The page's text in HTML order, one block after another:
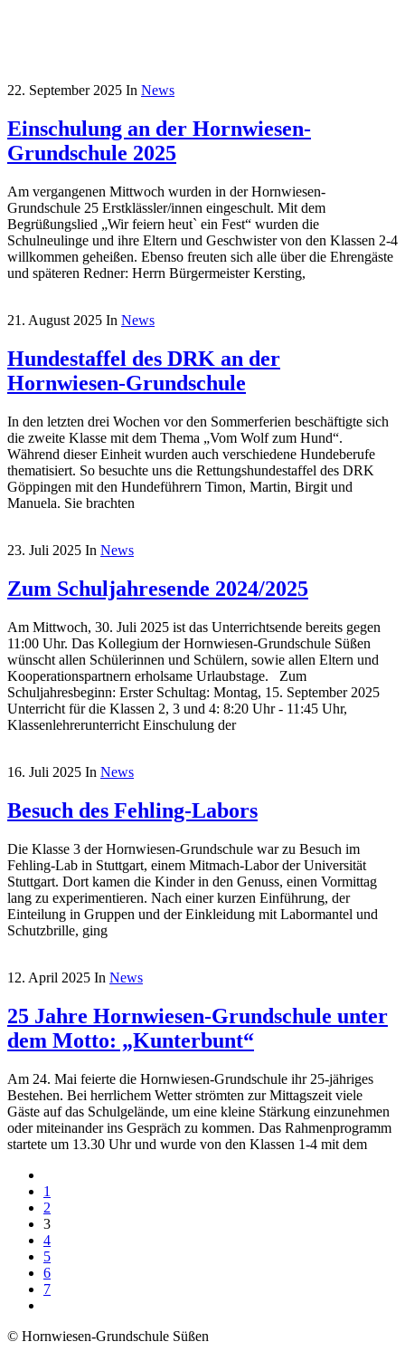
22. September 2025 In News
Einschulung an der Hornwiesen-
Grundschule 2025
Am vergangenen Mittwoch wurden in der Hornwiesen-
Grundschule 25 Erstklässler/innen eingeschult. Mit dem
Begrüßungslied „Wir feiern heut` ein Fest“ wurden die
Schulneulinge und ihre Eltern und Geschwister von den Klassen 2-4
willkommen geheißen. Ebenso freuten sich alle über die Ehrengäste
und späteren Redner: Herrn Bürgermeister Kersting,
21. August 2025 In News
Hundestaffel des DRK an der
Hornwiesen-Grundschule
In den letzten drei Wochen vor den Sommerferien beschäftigte sich
die zweite Klasse mit dem Thema „Vom Wolf zum Hund“.
Während dieser Einheit wurden auch verschiedene Hundeberufe
thematisiert. So besuchte uns die Rettungshundestaffel des DRK
Göppingen mit den Hundeführern Timon, Martin, Birgit und
Manuela. Sie brachten
23. Juli 2025 In News
Zum Schuljahresende 2024/2025
Am Mittwoch, 30. Juli 2025 ist das Unterrichtsende bereits gegen
11:00 Uhr. Das Kollegium der Hornwiesen-Grundschule Süßen
wünscht allen Schülerinnen und Schülern, sowie allen Eltern und
Kooperationspartnern erholsame Urlaubstage. Zum
Schuljahresbeginn: Erster Schultag: Montag, 15. September 2025
Unterricht für die Klassen 2, 3 und 4: 8:20 Uhr - 11:45 Uhr,
Klassenlehrerunterricht Einschulung der
16. Juli 2025 In News
Besuch des Fehling-Labors
Die Klasse 3 der Hornwiesen-Grundschule war zu Besuch im
Fehling-Lab in Stuttgart, einem Mitmach-Labor der Universität
Stuttgart. Dort kamen die Kinder in den Genuss, einen Vormittag
lang zu experimentieren. Nach einer kurzen Einführung, der
Einteilung in Gruppen und der Einkleidung mit Labormantel und
Schutzbrille, ging
12. April 2025 In News
25 Jahre Hornwiesen-Grundschule unter
dem Motto: „Kunterbunt“
Am 24. Mai feierte die Hornwiesen-Grundschule ihr 25-jähriges
Bestehen. Bei herrlichem Wetter strömten zur Mittagszeit viele
Gäste auf das Schulgelände, um eine kleine Stärkung einzunehmen
oder miteinander ins Gespräch zu kommen. Das Rahmenprogramm
startete um 13.30 Uhr und wurde von den Klassen 1-4 mit dem
1
2
3
4
5
6
7
© Hornwiesen-Grundschule Süßen